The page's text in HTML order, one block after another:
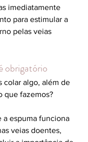
imediatamente
para estimular a
pelas veias
obrigatório
colar algo, além de
que fazemos?
a espuma funciona
veias doentes,